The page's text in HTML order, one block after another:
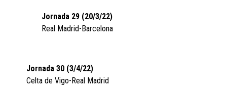
Jornada 29 (20/3/22)
Real Madrid-Barcelona
Jornada 30 (3/4/22)
Celta de Vigo-Real Madrid